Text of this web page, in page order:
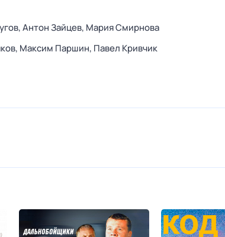
Антон Зайцев, Мария Смирнова
Максим Паршин, Павел Кривчик